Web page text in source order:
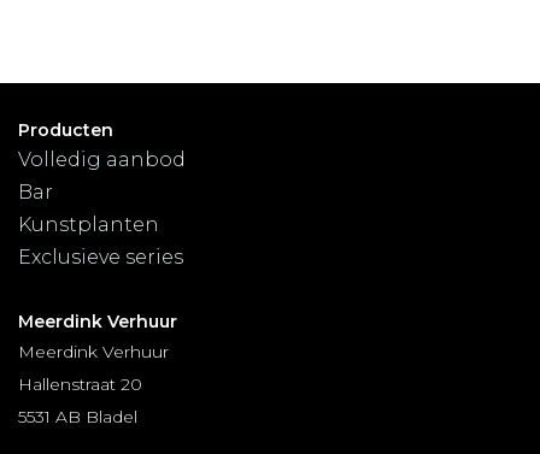
Producten
Volledig aanbod
Bar
Kunstplanten
Exclusieve series
Meerdink Verhuur
Meerdink Verhuur
Hallenstraat 20
5531 AB Bladel